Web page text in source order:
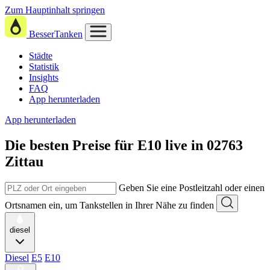
Zum Hauptinhalt springen
BesserTanken
Städte
Statistik
Insights
FAQ
App herunterladen
App herunterladen
Die besten Preise für E10 live in 02763
Zittau
Geben Sie eine Postleitzahl oder einen
Ortsnamen ein, um Tankstellen in Ihrer Nähe zu finden
diesel
Diesel E5 E10